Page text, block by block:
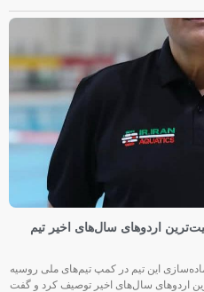
اردوهای سال‌های اخیر تیم
این تیم در کمپ تیم‌های ملی روسیه
اردوهای سال‌های اخیر توصیف کرد و گفت